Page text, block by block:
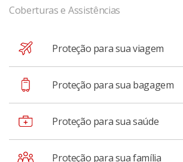
Coberturas e Assistências
Proteção para sua viagem
Atraso ou cancelamento de voo
Com essa opção, você tem direito ao
despesas não reembolsadas pela
como: hospedagens, refeições (sem
ligações telefônicas, táxis e despesas
Proteção para sua bagagem
Atraso na bagagem
Para sua segurança, essa cobertura
Proteção para sua saúde
Despesas médicas e hospitalares
Proteção para sua família